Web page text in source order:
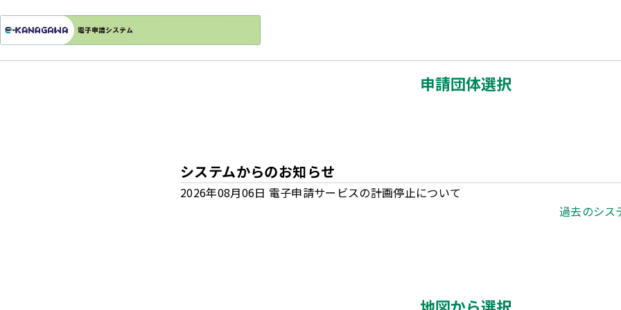
申請団体選択
システムからのお知らせ
2026年08月06日 電子申請サービスの計画停止について
過去のシス